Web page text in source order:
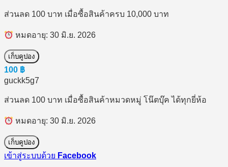
ส่วนลด 100 บาท เมื่อซื้อสินค้าครบ 10,000 บาท
หมดอายุ: 30 มิ.ย. 2026
เก็บคูปอง
100 ฿
guckk5g7
ส่วนลด 100 บาท เมื่อซื้อสินค้าหมวดหมู่ โน๊ตบุ๊ค ได้ทุกยี่ห้อ
หมดอายุ: 30 มิ.ย. 2026
เก็บคูปอง
เข้าสู่ระบบด้วย Facebook